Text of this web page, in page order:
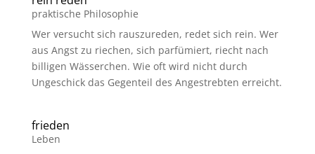
praktische Philosophie
Wer versucht sich rauszureden, redet sich rein. Wer
aus Angst zu riechen, sich parfümiert, riecht nach
billigen Wässerchen. Wie oft wird nicht durch
Ungeschick das Gegenteil des Angestrebten erreicht.
frieden
Leben